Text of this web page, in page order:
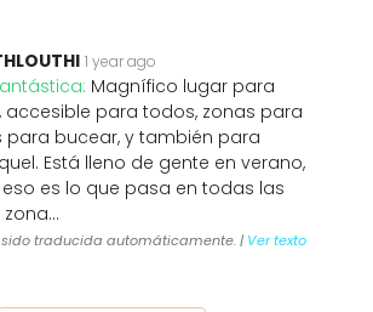
1 year ago
Magnífico lugar para
accesible para todos, zonas para
para bucear, y también para
Está lleno de gente en verano,
es lo que pasa en todas las
sido traducida automáticamente. | Ver texto